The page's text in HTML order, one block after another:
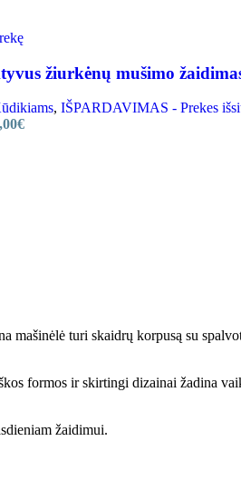
žiurkėnų mušimo
, IŠPARDAVIMAS - Prekes
€
turi skaidrų korpusą su
formos ir skirtingi dizainai žadina
žaidimui.